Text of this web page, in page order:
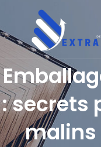
: secrets
malins